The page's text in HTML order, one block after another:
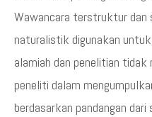
Wawancara terstruktur dan
naturalistik digunakan
alamiah dan penelitian
peneliti dalam
berdasarkan pandangan